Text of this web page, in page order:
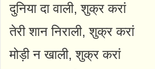
दुनिया दा वाली, शुक्र करां
तेरी शान निराली, शुक्र करां
मोड़ी न खाली, शुक्र करां